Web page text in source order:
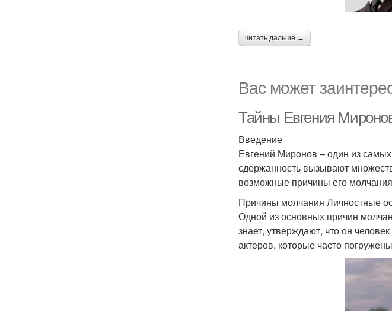
читать дальше →
Вас может
Тайны Евгения
Введение
Евгений Миронов – один из
сдержанность вызывают
возможные причины его
Причины молчания Личностные
Одной из основных причин
знает, утверждают, что он
актеров, которые часто